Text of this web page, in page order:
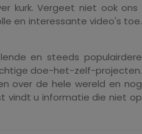
kurk. Vergeet niet ook ons
en interessante video's toe.
en steeds populairdere
doe-het-zelf-projecten.
over de hele wereld en nog
vindt u informatie die niet op